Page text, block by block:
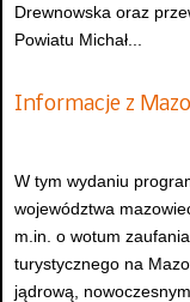
Drewnowska oraz
Powiatu Michał...
Informacje z
W tym wydaniu
województwa
m.in. o wotum
turystycznego na
jądrową,